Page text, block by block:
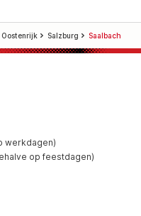
Oostenrijk Salzburg Saalbach
werkdagen)
op feestdagen)